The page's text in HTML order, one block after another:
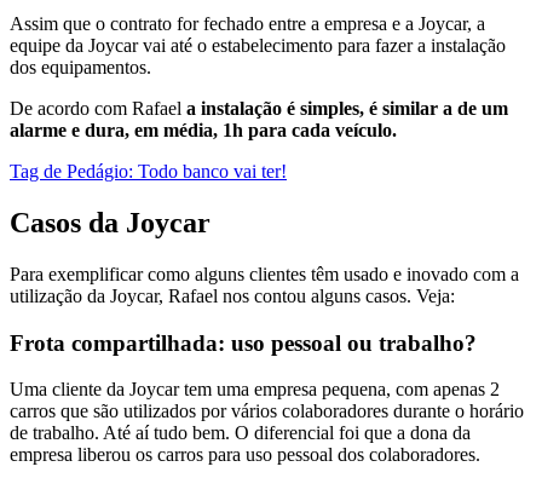
Assim que o contrato for fechado entre a empresa e a Joycar, a
equipe da Joycar vai até o estabelecimento para fazer a instalação
dos equipamentos.
De acordo com Rafael a instalação é simples, é similar a de um
alarme e dura, em média, 1h para cada veículo.
Tag de Pedágio: Todo banco vai ter!
Casos da Joycar
Para exemplificar como alguns clientes têm usado e inovado com a
utilização da Joycar, Rafael nos contou alguns casos. Veja:
Frota compartilhada: uso pessoal ou trabalho?
Uma cliente da Joycar tem uma empresa pequena, com apenas 2
carros que são utilizados por vários colaboradores durante o horário
de trabalho. Até aí tudo bem. O diferencial foi que a dona da
empresa liberou os carros para uso pessoal dos colaboradores.